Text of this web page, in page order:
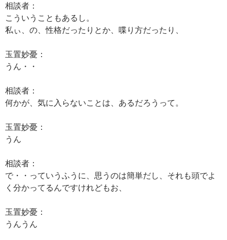
相談者：
こういうこともあるし。
私ぃ、の、性格だったりとか、喋り方だったり、
玉置妙憂：
うん・・
相談者：
何かが、気に入らないことは、あるだろうって。
玉置妙憂：
うん
相談者：
で・・っていうふうに、思うのは簡単だし、それも頭でよ
く分かってるんですけれどもお、
玉置妙憂：
うんうん